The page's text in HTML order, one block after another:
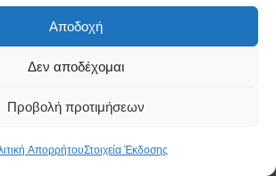
Αποδοχή
Δεν αποδέχομαι
Προβολή προτιμήσεων
ΑπορρήτουΣτοιχεία Έκδοσης